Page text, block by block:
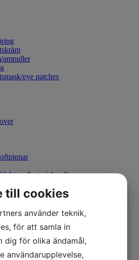
ampuller
eye patches
& eteriska oljor
till cookies
använder teknik,
för att samla in
dig för olika ändamål,
användarupplevelse,